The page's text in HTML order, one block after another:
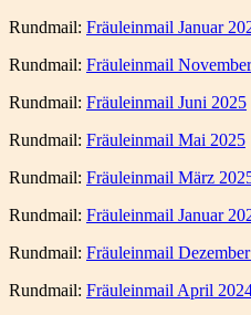
Rundmail: Fräuleinmail Januar
Rundmail: Fräuleinmail
Rundmail: Fräuleinmail Juni 2025
Rundmail: Fräuleinmail Mai 2025
Rundmail: Fräuleinmail März
Rundmail: Fräuleinmail Januar
Rundmail: Fräuleinmail
Rundmail: Fräuleinmail April